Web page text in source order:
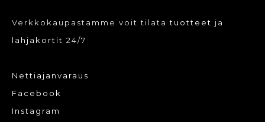
Verkkokaupastamme voit tilatatuotteet ja
lahjakortit 24/7
Nettiajanvaraus
Facebook
Instagram